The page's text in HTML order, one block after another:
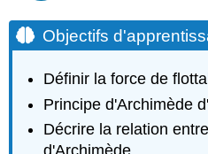
Objectifs
Définir la force de
Principe d'Archimède
Décrire la relation